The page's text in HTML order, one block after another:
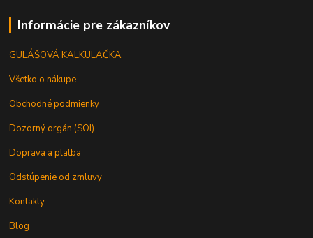
Informácie pre zákazníkov
GULÁŠOVÁ KALKULAČKA
Všetko o nákupe
Obchodné podmienky
Dozorný orgán (SOI)
Doprava a platba
Odstúpenie od zmluvy
Kontakty
Blog